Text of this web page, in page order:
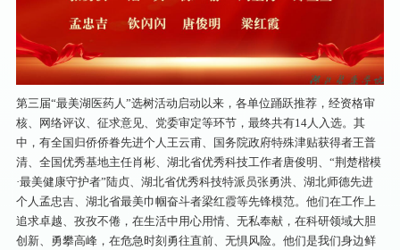
第三届“最美湖医药人”选树活动启动以来，各单位踊跃推荐，经资格审
核、网络评议、征求意见、党委审定等环节，最终共有14人入选。其
中，有全国归侨侨眷先进个人王云甫、国务院政府特殊津贴获得者王普
清、全国优秀基地主任肖彬、湖北省优秀科技工作者唐俊明、“荆楚楷模
·最美健康守护者”陆贞、湖北省优秀科技特派员张勇洪、湖北师德先进
个人孟忠吉、湖北省最美巾帼奋斗者梁红霞等先锋模范。他们在工作上
追求卓越、孜孜不倦，在生活中用心用情、无私奉献，在科研领域大胆
创新、勇攀高峰，在危急时刻勇往直前、无惧风险。他们是我们身边鲜